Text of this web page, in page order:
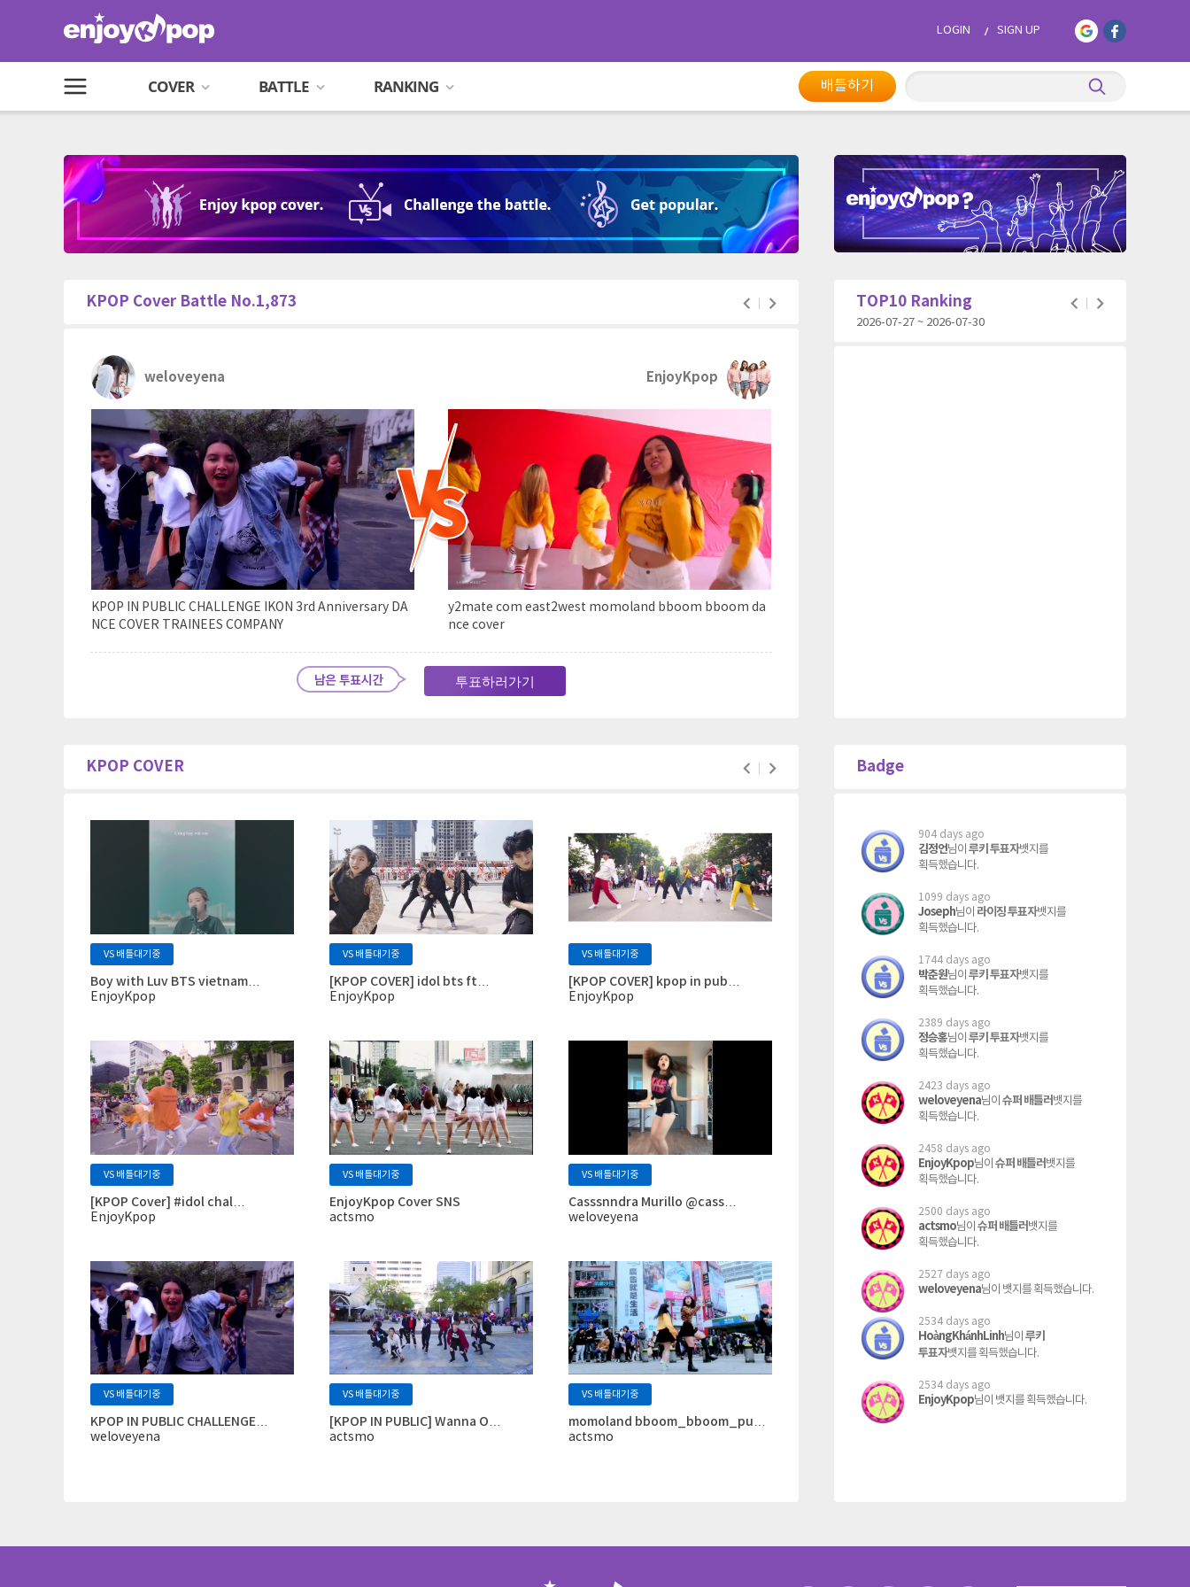
LOGIN SIGN UP
COVER BATTLE RANKING 배틀하기
KPOP Cover Battle No.1,873
weloveyena
KPOP IN PUBLIC CHALLENGE IKON 3rd Anniversary DA
NCE COVER TRAINEES COMPANY
EnjoyKpop
y2mate com east2west momoland bboom bboom da
nce cover
투표하러 가기
TOP10 Ranking
2026-07-27 ~ 2026-07-30
KPOP COVER
VS 배틀대기중
Boy with Luv BTS vietnam…
EnjoyKpop
VS 배틀대기중
[KPOP COVER] idol bts ft…
EnjoyKpop
VS 배틀대기중
[KPOP COVER] kpop in pub…
EnjoyKpop
VS 배틀대기중
[KPOP Cover] #idol chal…
EnjoyKpop
VS 배틀대기중
EnjoyKpop Cover SNS
actsmo
VS 배틀대기중
Casssnndra Murillo @cass…
weloveyena
VS 배틀대기중
KPOP IN PUBLIC CHALLENGE…
weloveyena
VS 배틀대기중
[KPOP IN PUBLIC] Wanna O…
actsmo
VS 배틀대기중
momoland bboom_bboom_pu…
actsmo
Badge
904 days ago
김정언님이 루키 투표자뱃지를
획득했습니다.
1099 days ago
Joseph님이 라이징 투표자뱃지를
획득했습니다.
1744 days ago
박춘원님이 루키 투표자뱃지를
획득했습니다.
2389 days ago
정승홍님이 루키 투표자뱃지를
획득했습니다.
2423 days ago
weloveyena님이 슈퍼 배틀러 뱃지를
획득했습니다.
2458 days ago
EnjoyKpop님이 슈퍼 배틀러 뱃지를
획득했습니다.
2500 days ago
actsmo님이 슈퍼 배틀러 뱃지를
획득했습니다.
2527 days ago
weloveyena님이 뱃지를 획득했습니다.
2534 days ago
HoàngKhánhLinh님이 루키
투표자뱃지를 획득했습니다.
2534 days ago
EnjoyKpop님이 뱃지를 획득했습니다.